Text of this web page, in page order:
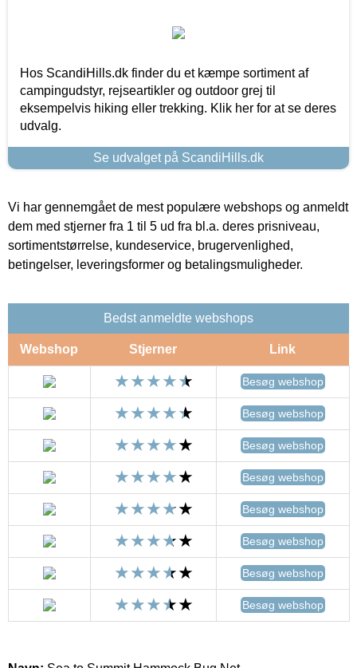
Hos ScandiHills.dk finder du et kæmpe sortiment af
campingudstyr, rejseartikler og outdoor grej til
eksempelvis hiking eller trekking. Klik her for at se deres
udvalg.
Se udvalget på ScandiHills.dk
Vi har gennemgået de mest populære webshops og anmeldt
dem med stjerner fra 1 til 5 ud fra bl.a. deres prisniveau,
sortimentstørrelse, kundeservice, brugervenlighed,
betingelser, leveringsformer og betalingsmuligheder.
Bedst anmeldte webshops
Webshop Stjerner Link
Besøg webshop
Besøg webshop
Besøg webshop
Besøg webshop
Besøg webshop
Besøg webshop
Besøg webshop
Besøg webshop